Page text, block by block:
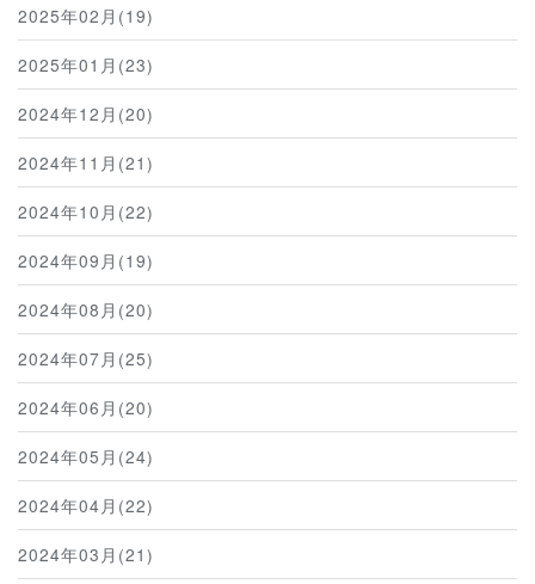
2025年02月(19)
2025年01月(23)
2024年12月(20)
2024年11月(21)
2024年10月(22)
2024年09月(19)
2024年08月(20)
2024年07月(25)
2024年06月(20)
2024年05月(24)
2024年04月(22)
2024年03月(21)